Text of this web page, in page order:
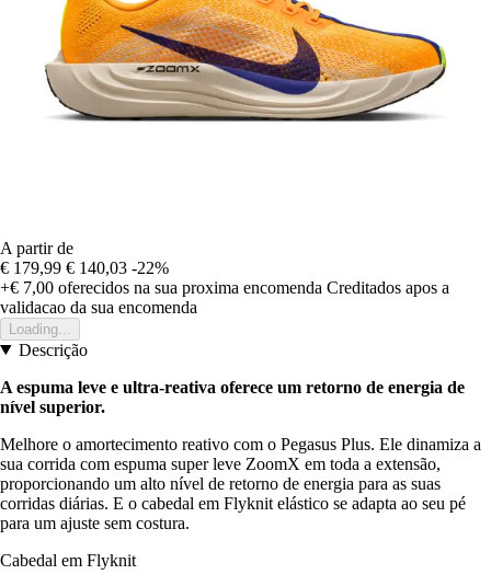
A partir de
€ 179,99 € 140,03 -22%
+€ 7,00 oferecidos na sua proxima encomenda Creditados apos a
validacao da sua encomenda
Loading...
Descrição
A espuma leve e ultra-reativa oferece um retorno de energia de
nível superior.
Melhore o amortecimento reativo com o Pegasus Plus. Ele dinamiza a
sua corrida com espuma super leve ZoomX em toda a extensão,
proporcionando um alto nível de retorno de energia para as suas
corridas diárias. E o cabedal em Flyknit elástico se adapta ao seu pé
para um ajuste sem costura.
Cabedal em Flyknit